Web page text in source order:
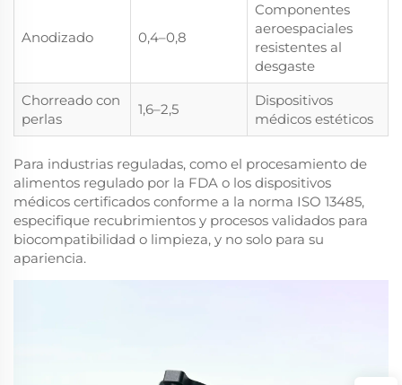
Anodizado 0,4–0,8
Componentes
aeroespaciales
resistentes al
desgaste
Chorreado con
perlas
1,6–2,5
Dispositivos
médicos estéticos
Para industrias reguladas, como el procesamiento de
alimentos regulado por la FDA o los dispositivos
médicos certificados conforme a la norma ISO 13485,
especifique recubrimientos y procesos validados para
biocompatibilidad o limpieza, y no solo para su
apariencia.